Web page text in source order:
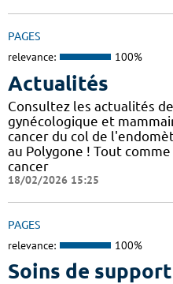
PAGES
relevance: 100%
Actualités
Consultez les actualités
gynécologique et
cancer du col de
au Polygone ! Tout
cancer
18/02/2026 15:25
PAGES
relevance: 100%
Soins de support